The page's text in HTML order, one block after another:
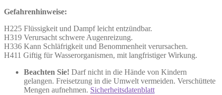
Gefahrenhinweise:
H225 Flüssigkeit und Dampf leicht entzündbar.
H319 Verursacht schwere Augenreizung.
H336 Kann Schläfrigkeit und Benommenheit verursachen.
H411 Giftig für Wasserorganismen, mit langfristiger Wirkung.
Beachten Sie! Darf nicht in die Hände von Kindern
gelangen. Freisetzung in die Umwelt vermeiden. Verschüttete
Mengen aufnehmen. Sicherheitsdatenblatt